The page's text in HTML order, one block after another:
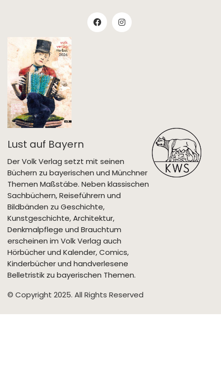
Lust auf Bayern
Der Volk Verlag setzt mit seinen
Büchern zu bayerischen und Münchner
Themen Maßstäbe. Neben klassischen
Sachbüchern, Reiseführern und
Bildbänden zu Geschichte,
Kunstgeschichte, Architektur,
Denkmalpflege und Brauchtum
erscheinen im Volk Verlag auch
Hörbücher und Kalender, Comics,
Kinderbücher und handverlesene
Belletristik zu bayerischen Themen.
© Copyright 2025. All Rights Reserved